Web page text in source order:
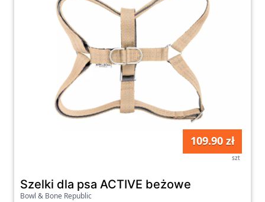
109.90 zł
szt
Szelki dla psa ACTIVE beżowe
Bowl & Bone Republic